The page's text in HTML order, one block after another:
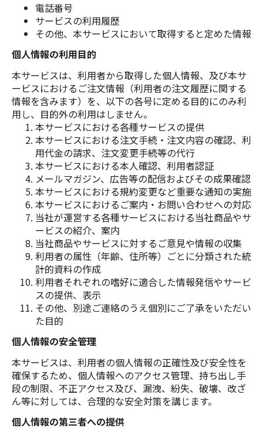
プライバシーポリシー
特定商取引法に基づく表記
ご利用規約
お問い合わせ
電話番号
サービスの利用履歴
その他、本サービスにおいて取得すると定めた情報
個人情報の利用目的
本サービスは、利用者から取得した個人情報、及び本サ
ービスにおけるご注文情報（利用者の注文履歴に関する
情報を含みます）を、以下の各号に定める目的にのみ利
用し、目的外の利用はしません。
本サービスにおける各種サービスの提供
本サービスにおける注文手続・注文内容の確認、利
用代金の請求、注文変更手続等の代行
本サービスにおける本人確認、利用者認証
メールマガジン、広告等の配信およびその成果確認
本サービスにおける規約変更など重要な通知の実施
本サービスにおけるご案内・お問い合わせへの対応
当社が運営する各種サービスにおける当社商品やサ
ービスの紹介、案内
当社商品やサービスに対するご意見や情報の収集
利用者の属性（年齢、住所等）ごとに分類された統
計的資料の作成
利用者それぞれの嗜好に適合した情報発信やサービ
スの提供、表示
その他、別途ご連絡のうえ個別にご了承をいただい
た目的
個人情報の安全管理
本サービスは、利用者の個人情報の正確性及び安全性を
確保するため、個人情報へのアクセス管理、持ち出し手
段の制限、不正アクセス及び、漏洩、紛失、破壊、改ざ
ん等に対しては、合理的な安全対策を講じます。
個人情報の第三者への提供